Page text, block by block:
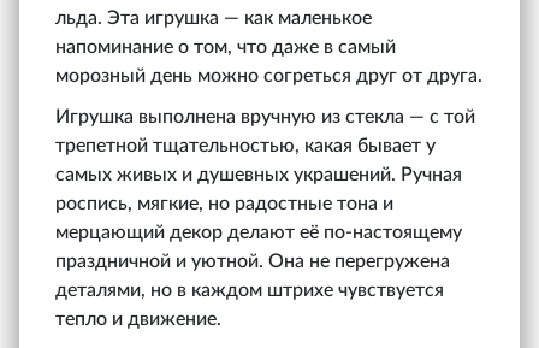
льда. Эта игрушка — как маленькое
напоминание о том, что даже в самый
морозный день можно согреться друг от друга.
Игрушка выполнена вручную из стекла — с той
трепетной тщательностью, какая бывает у
самых живых и душевных украшений. Ручная
роспись, мягкие, но радостные тона и
мерцающий декор делают её по-настоящему
праздничной и уютной. Она не перегружена
деталями, но в каждом штрихе чувствуется
тепло и движение.